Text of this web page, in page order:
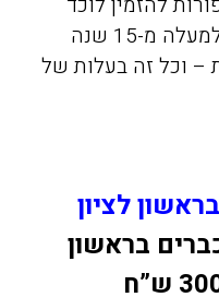
עכברים מומלץ בעל ניסיון של למעלה מ-15 שנה
– וכל זה בעלות של
לציון
בראשון